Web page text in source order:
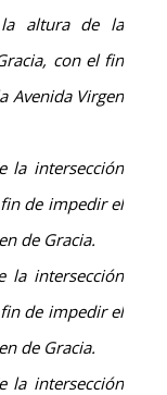
la altura de la
con el fin
Avenida Virgen
la intersección
de impedir el
de Gracia.
la intersección
de impedir el
de Gracia.
la intersección